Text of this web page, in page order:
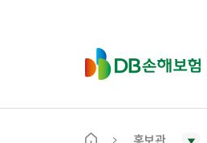
D
B
보